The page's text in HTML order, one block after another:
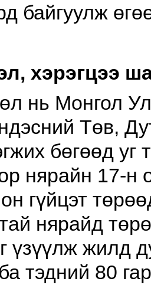
байгуулж
хэрэгцээ
нь Монгол
Төв,
бөгөөд
нярайн 17-
гүйцэт
нярайд
үзүүлж жилд
тэдний 80